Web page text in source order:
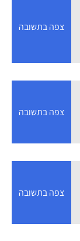
צפה בתשובה
צפה בתשובה
צפה בתשובה